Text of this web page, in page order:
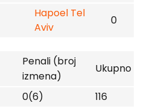
Hapoel Tel
Aviv
0
Penali (broj
izmena)
Ukupno
0(6) 116